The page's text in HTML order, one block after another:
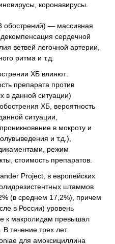
коронавирусы.
обострений) — массивная
сердечной
ветвей легочной артерии,
ритма и т.д.
ХБ влияют:
препарата против
в данной ситуации)
ХБ, вероятность
ситуации,
в мокроту и
и т.д.),
режим
стоимость препаратов.
Project, в европейских
штаммов
(в среднем 17,2%), причем
в России) уровень
к макролидам превышал
В течение трех лет
для амоксициллина